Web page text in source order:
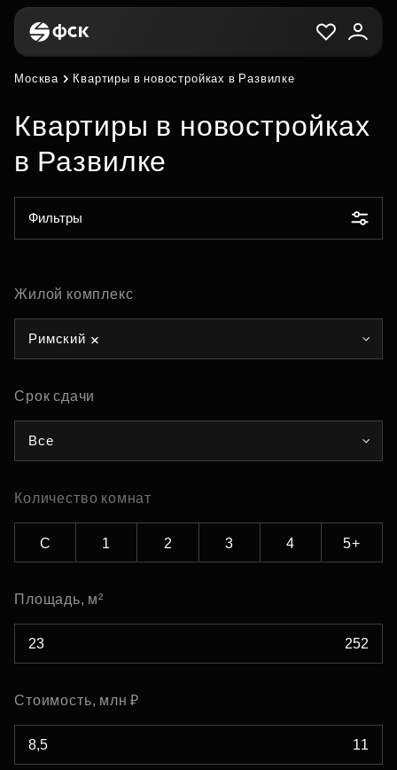
Москва Квартиры в новостройках в Развилке
Квартиры в новостройках
в Развилке
Фильтры
Жилой комплекс
Римский
Срок сдачи
Все
Количество комнат
С 1 2 3 4 5+
Площадь, м²
Стоимость, млн ₽